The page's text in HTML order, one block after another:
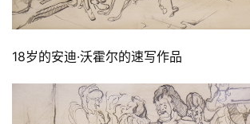
18岁的安迪·沃霍尔的速写作品